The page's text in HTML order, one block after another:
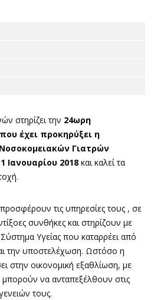
στηρίζει την 24ωρη
έχει προκηρύξει η
Γιατρών
Ιανουαρίου 2018 και καλεί τα
τις υπηρεσίες τους , σε
συνθήκες και στηρίζουν με
Υγείας που καταρρέει από
την υποστελέχωση. Ωστόσο η
στην οικονομική εξαθλίωση, με
να ανταπεξέλθουν στις
τους.